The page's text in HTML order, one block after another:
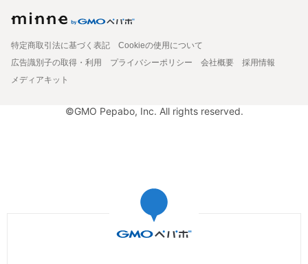
特定商取引法に基づく表記
Cookieの使用について
広告識別子の取得・利用
プライバシーポリシー 会社概要
採用情報
メディアキット
©GMO Pepabo, Inc. All rights reserved.